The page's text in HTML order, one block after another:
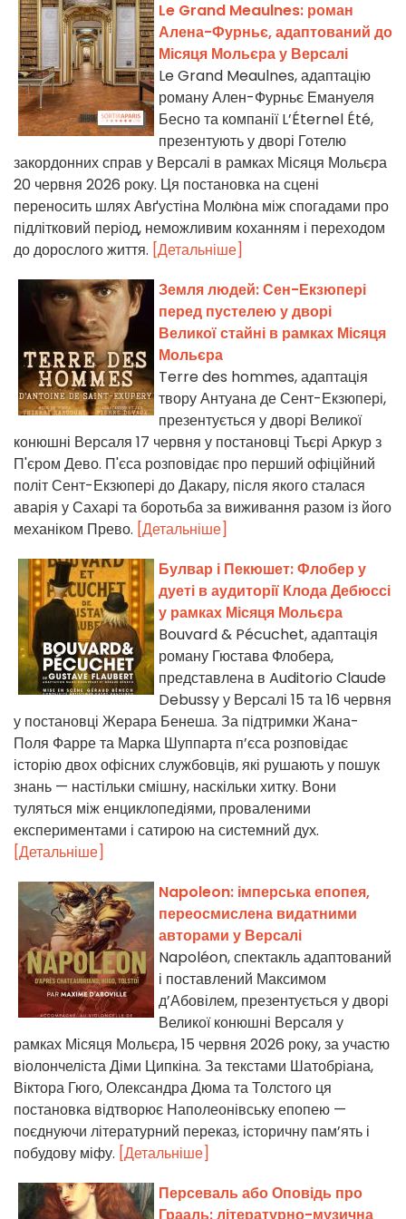
Le Grand Meaulnes: роман
Алена-Фурньє, адаптований до
Місяця Мольєра у Версалі
Le Grand Meaulnes, адаптацію
роману Ален-Фурньє Емануеля
Бесно та компанії L’Éternel Été,
презентують у дворі Готелю
закордонних справ у Версалі в рамках Місяця Мольєра
20 червня 2026 року. Ця постановка на сцені
переносить шлях Авґустіна Молю́на між спогадами про
підлітковий період, неможливим коханням і переходом
до дорослого життя. [Детальніше]
Земля людей: Сен-Екзюпері
перед пустелею у дворі
Великої стайні в рамках Місяця
Мольєра
Terre des hommes, адаптація
твору Антуана де Сент-Екзюпері,
презентується у дворі Великої
конюшні Версаля 17 червня у постановці Тьєрі Аркур з
П'єром Дево. П'єса розповідає про перший офіційний
політ Сент-Екзюпері до Дакару, після якого сталася
аварія у Сахарі та боротьба за виживання разом із його
механіком Прево. [Детальніше]
Булвар і Пекюшет: Флобер у
дуеті в аудиторії Клода Дебюссі
у рамках Місяця Мольєра
Bouvard & Pécuchet, адаптація
роману Гюстава Флобера,
представлена в Auditorio Claude
Debussy у Версалі 15 та 16 червня
у постановці Жерара Бенеша. За підтримки Жана-
Поля Фарре та Марка Шуппарта п’єса розповідає
історію двох офісних службовців, які рушають у пошук
знань — настільки смішну, наскільки хитку. Вони
туляться між енциклопедіями, проваленими
експериментами і сатирою на системний дух.
[Детальніше]
Napoleon: імперська епопея,
переосмислена видатними
авторами у Версалі
Napoléon, спектакль адаптований
і поставлений Максимом
д’Абовілем, презентується у дворі
Великої конюшні Версаля у
рамках Місяця Мольєра, 15 червня 2026 року, за участю
віолончеліста Діми Ципкіна. За текстами Шатобріана,
Віктора Гюго, Олександра Дюма та Толстого ця
постановка відтворює Наполеонівську епопею —
поєднуючи літературний переказ, історичну пам’ять і
побудову міфу. [Детальніше]
Персеваль або Оповідь про
Грааль: літературно-музична